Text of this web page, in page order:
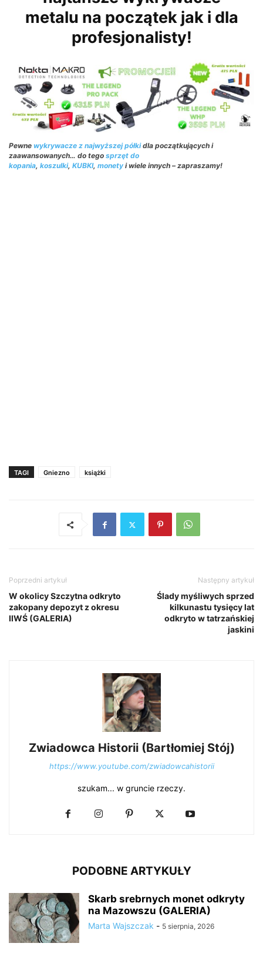
metalu na początek jak i dla
profesjonalisty!
Pewne wykrywacze z najwyższej półkidla początkujących i
zaawansowanych… do tego sprzęt do
kopania, koszulki, KUBKI, monety i wiele innych – zapraszamy!
TAGI Gniezno książki
Poprzedni artykuł
W okolicy Szczytna odkryto
zakopany depozyt z okresu
IIWŚ (GALERIA)
Następny artykuł
Ślady myśliwych sprzed
kilkunastu tysięcy lat
odkryto w tatrzańskiej
jaskini
Zwiadowca Historii (Bartłomiej Stój)
https://www.youtube.com/zwiadowcahistorii
szukam... w gruncie rzeczy.
PODOBNE ARTYKUŁY
Skarb srebrnych monet odkryty
na Mazowszu (GALERIA)
Marta Wajszczak - 5 sierpnia, 2026